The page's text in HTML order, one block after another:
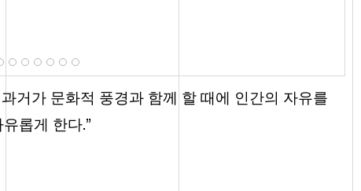
거가 문화적 풍경과 함께 할 때에 인간의 자유를
롭게 한다.”